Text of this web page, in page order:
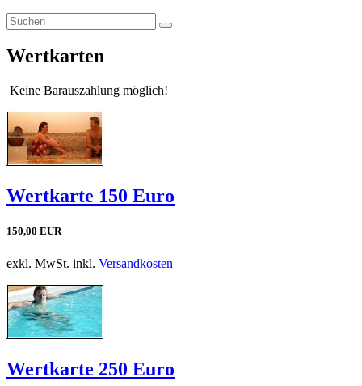
Wertkarten
Keine Barauszahlung möglich!
Wertkarte 150 Euro
150,00 EUR
exkl. MwSt. inkl. Versandkosten
Wertkarte 250 Euro